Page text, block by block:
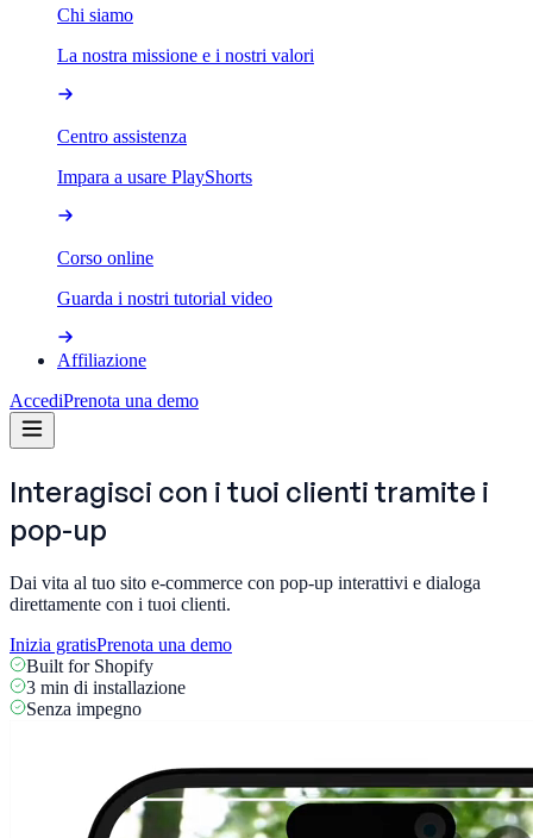
Chi siamo
La nostra missione e i nostri valori
Centro assistenza
Impara a usare PlayShorts
Corso online
Guarda i nostri tutorial video
Affiliazione
AccediPrenota una demo
Interagisci con i tuoi clienti tramite i
pop-up
Dai vita al tuo sito e-commerce con pop-up interattivi e dialoga
direttamente con i tuoi clienti.
Inizia gratisPrenota una demo
Built for Shopify
3 min di installazione
Senza impegno